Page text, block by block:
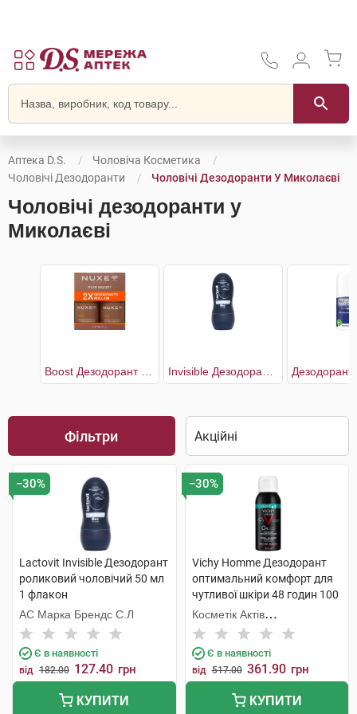
Аптека D.S.
Чоловіча Косметика
Чоловічі Дезодоранти
Чоловічі Дезодоранти У Миколаєві
Чоловічі дезодоранти у
Миколаєві
Фільтри
−30%
Lactovit Invisible Дезодорант
роликовий чоловічий 50 мл
1 флакон
АС Марка Брендс С.Л
Є в наявності
від 182.00 127.40 грн
КУПИТИ
−30%
Vichy Homme Дезодорант
оптимальний комфорт для
чутливої шкіри 48 годин 100
мл 1 флакон
Косметік Актів
Інтернаціональ
Є в наявності
від 517.00 361.90 грн
КУПИТИ